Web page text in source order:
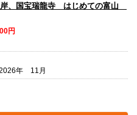
岸、国宝瑞龍寺 はじめての富山
円
年 11月